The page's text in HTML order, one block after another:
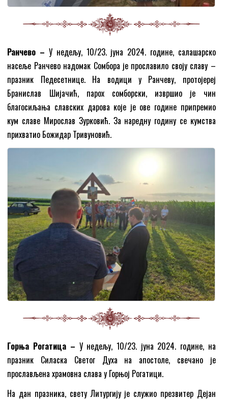
Ранчево – У недељу, 10/23. јуна 2024. године, салашарско
насеље Ранчево надомак Сомбора је прославило своју славу –
празник Педесетнице. На водици у Ранчеву, протојереј
Бранислав Шијачић, парох сомборски, извршио је чин
благосиљања славских дарова које је ове године припремио
кум славе Мирослав Зурковић. За наредну годину се кумства
прихватио Божидар Тривуновић.
Горња Рогатица – У недељу, 10/23. јуна 2024. године, на
празник Силаска Светог Духа на апостоле, свечано је
прослављена храмовна слава у Горњој Рогатици.
На дан празника, свету Литургију је служио презвитер Дејан